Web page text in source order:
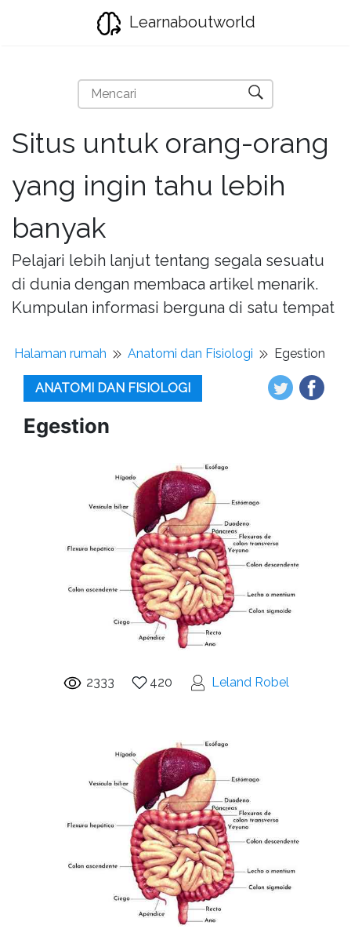
Learnaboutworld
Situs untuk orang-orang
yang ingin tahu lebih
banyak
Pelajari lebih lanjut tentang segala sesuatu
di dunia dengan membaca artikel menarik.
Kumpulan informasi berguna di satu tempat
Halaman rumah Anatomi dan Fisiologi Egestion
ANATOMI DAN FISIOLOGI
Egestion
2333 420 Leland Robel